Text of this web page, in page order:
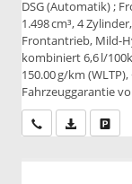
DSG (Automatik) ;
1.498 cm³, 4
Frontantrieb, Mild-
kombiniert 6,6 l/
150.00 g/km
Fahrzeuggarantie
Wir rufen Sie an
PDF-